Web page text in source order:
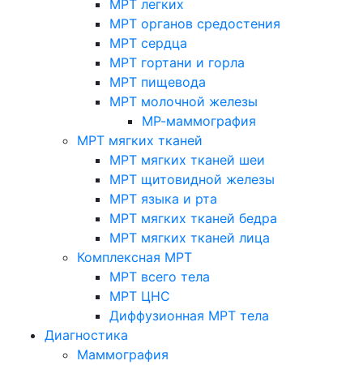
МРТ легких
МРТ органов средостения
МРТ сердца
МРТ гортани и горла
МРТ пищевода
МРТ молочной железы
МР-маммография
МРТ мягких тканей
МРТ мягких тканей шеи
МРТ щитовидной железы
МРТ языка и рта
МРТ мягких тканей бедра
МРТ мягких тканей лица
Комплексная МРТ
МРТ всего тела
МРТ ЦНС
Диффузионная МРТ тела
Диагностика
Маммография